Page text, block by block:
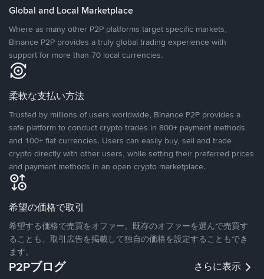
Global and Local Marketplace
Where as many other P2P platforms target specific markets,
Binance P2P provides a truly global trading experience with
support for more than 70 local currencies.
柔軟な支払い方法
Trusted by millions of users worldwide, Binance P2P provides a
safe platform to conduct crypto trades in 800+ payment methods
and 100+ fiat currencies. Users can easily buy, sell and trade
crypto directly with other users, while setting their preferred prices
and payment methods in an open crypto marketplace.
希望の価格で取引
希望する価格で売買をオファー。既存のオファーを選んで売買す
ることも、取引広告を掲載して独自の価格を設定することもでき
ます。
P2Pブログ さらに表示